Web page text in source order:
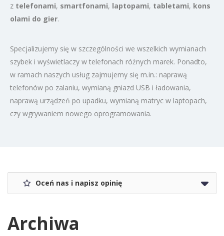
z telefonami, smartfonami, laptopami, tabletami, kons
olami do gier.
Specjalizujemy się w szczególności we wszelkich wymianach
szybek i wyświetlaczy w telefonach różnych marek. Ponadto,
w ramach naszych usług zajmujemy się m.in.: naprawą
telefonów po zalaniu, wymianą gniazd USB i ładowania,
naprawą urządzeń po upadku, wymianą matryc w laptopach,
czy wgrywaniem nowego oprogramowania.
Oceń nas i napisz opinię
Archiwa